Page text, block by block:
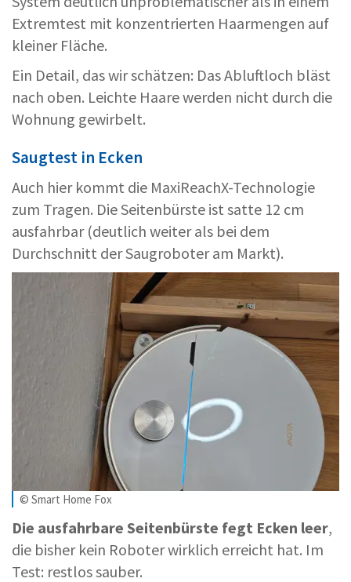
Extremtest mit konzentrierten Haarmengen auf
kleiner Fläche.
Ein Detail, das wir schätzen: Das Abluftloch bläst
nach oben. Leichte Haare werden nicht durch die
Wohnung gewirbelt.
Saugtest in Ecken
Auch hier kommt die MaxiReachX-Technologie
zum Tragen. Die Seitenbürste ist satte 12 cm
ausfahrbar (deutlich weiter als bei dem
Durchschnitt der Saugroboter am Markt).
© Smart Home Fox
Die ausfahrbare Seitenbürste fegt Ecken leer,
die bisher kein Roboter wirklich erreicht hat. Im
Test: restlos sauber.